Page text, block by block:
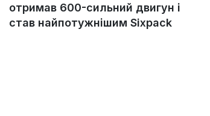
отримав 600-сильний двигун і
став найпотужнішим Sixpack